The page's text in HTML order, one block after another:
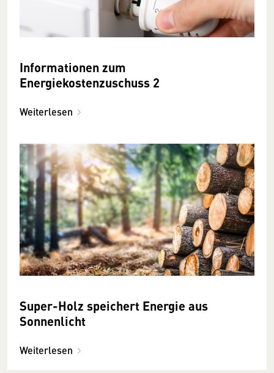
Informationen zum
Energiekostenzuschuss 2
Weiterlesen
Super-Holz speichert Energie aus
Sonnenlicht
Weiterlesen